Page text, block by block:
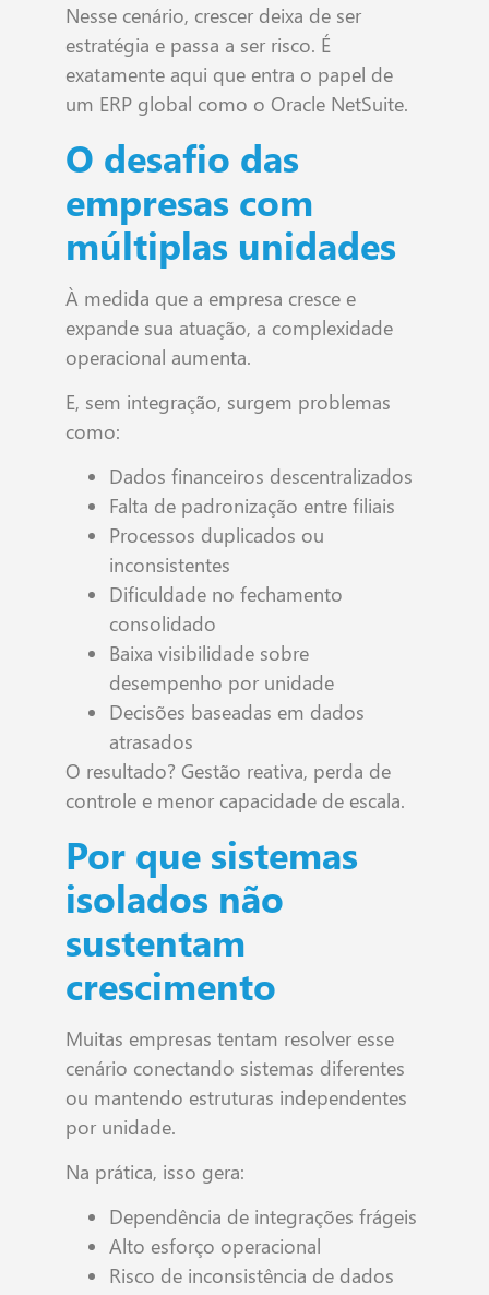
Nesse cenário, crescer deixa de ser
estratégia e passa a ser risco. É
exatamente aqui que entra o papel de
um ERP global como o Oracle NetSuite.
O desafio das
empresas com
múltiplas unidades
À medida que a empresa cresce e
expande sua atuação, a complexidade
operacional aumenta.
E, sem integração, surgem problemas
como:
Dados financeiros descentralizados
Falta de padronização entre filiais
Processos duplicados ou
inconsistentes
Dificuldade no fechamento
consolidado
Baixa visibilidade sobre
desempenho por unidade
Decisões baseadas em dados
atrasados
O resultado? Gestão reativa, perda de
controle e menor capacidade de escala.
Por que sistemas
isolados não
sustentam
crescimento
Muitas empresas tentam resolver esse
cenário conectando sistemas diferentes
ou mantendo estruturas independentes
por unidade.
Na prática, isso gera:
Dependência de integrações frágeis
Alto esforço operacional
Risco de inconsistência de dados